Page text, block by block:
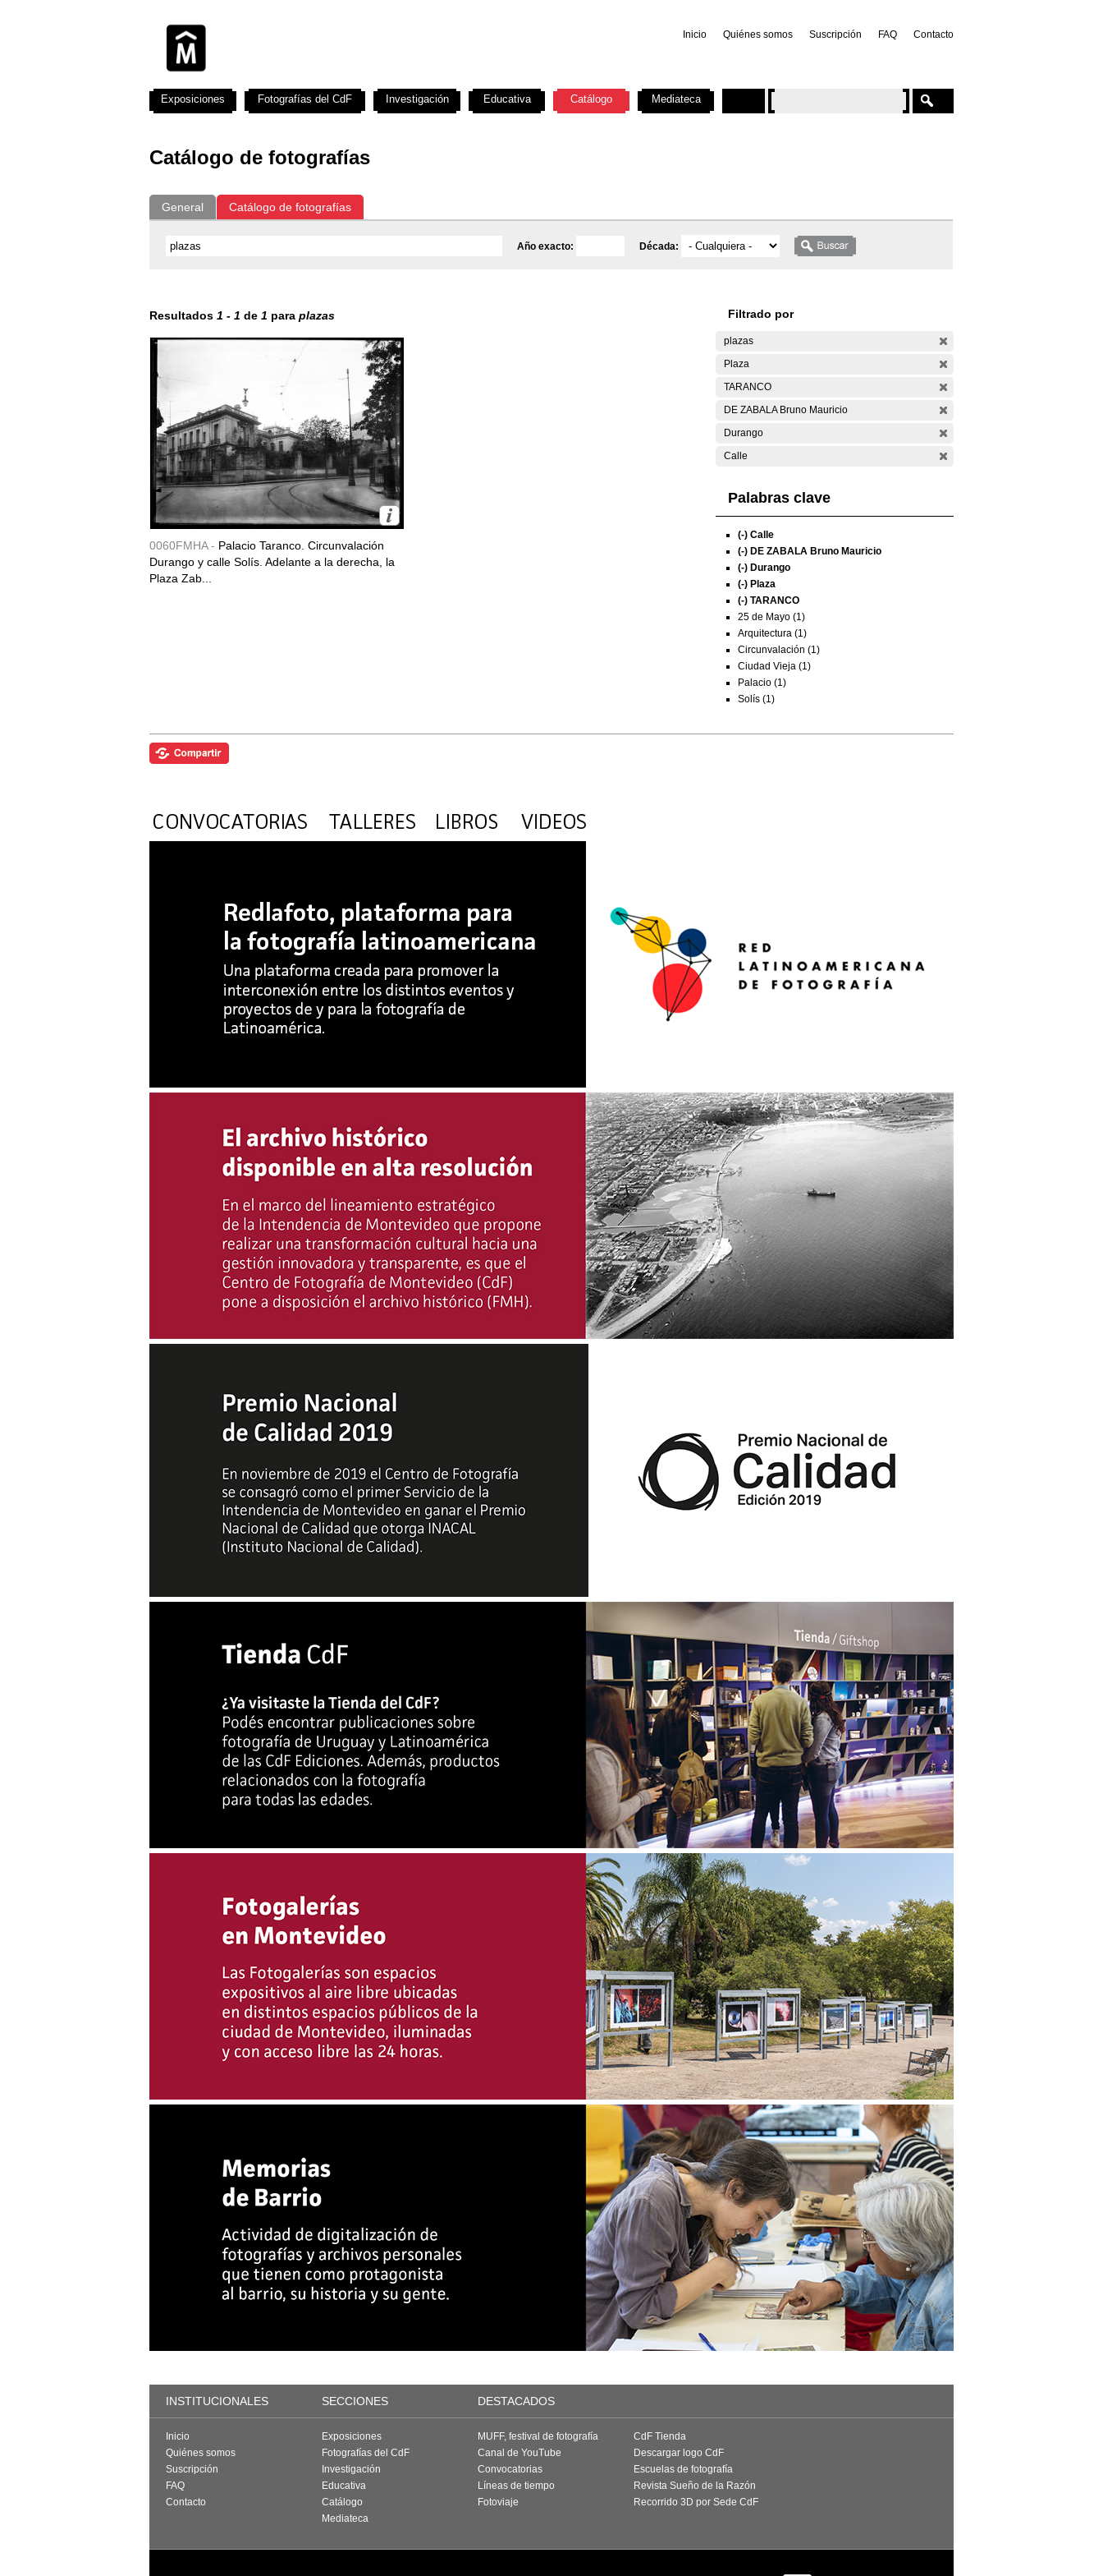
Inicio Quiénes somos Suscripción FAQ Contacto
Catálogo de fotografías
General Catálogo de fotografías
Año exacto: Década:
Resultados 1 - 1 de 1 para plazas
0060FMHA - Palacio Taranco. Circunvalación
Durango y calle Solís. Adelante a la derecha, la
Plaza Zab...
Filtrado por
plazas
Plaza
TARANCO
DE ZABALA Bruno Mauricio
Durango
Calle
Palabras clave
(-) Calle
(-) DE ZABALA Bruno Mauricio
(-) Durango
(-) Plaza
(-) TARANCO
25 de Mayo (1)
Arquitectura (1)
Circunvalación (1)
Ciudad Vieja (1)
Palacio (1)
Solís (1)
Exposiciones Fotografías del CdF Investigación Educativa Catálogo Mediateca
INSTITUCIONALES SECCIONES DESTACADOS
Inicio
Quiénes somos
Suscripción
FAQ
Contacto
Exposiciones
Fotografías del CdF
Investigación
Educativa
Catálogo
Mediateca
MUFF, festival de fotografía
Canal de YouTube
Convocatorias
Líneas de tiempo
Fotoviaje
CdF Tienda
Descargar logo CdF
Escuelas de fotografía
Revista Sueño de la Razón
Recorrido 3D por Sede CdF